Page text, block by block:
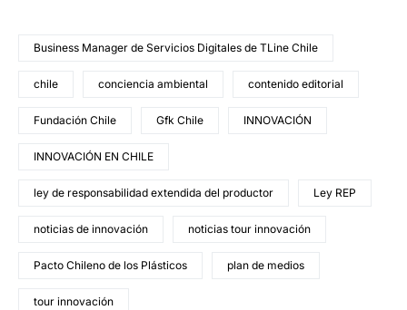
Business Manager de Servicios Digitales de TLine Chile
chile conciencia ambiental contenido editorial
Fundación Chile Gfk Chile INNOVACIÓN
INNOVACIÓN EN CHILE
ley de responsabilidad extendida del productor Ley REP
noticias de innovación noticias tour innovación
Pacto Chileno de los Plásticos plan de medios
tour innovación